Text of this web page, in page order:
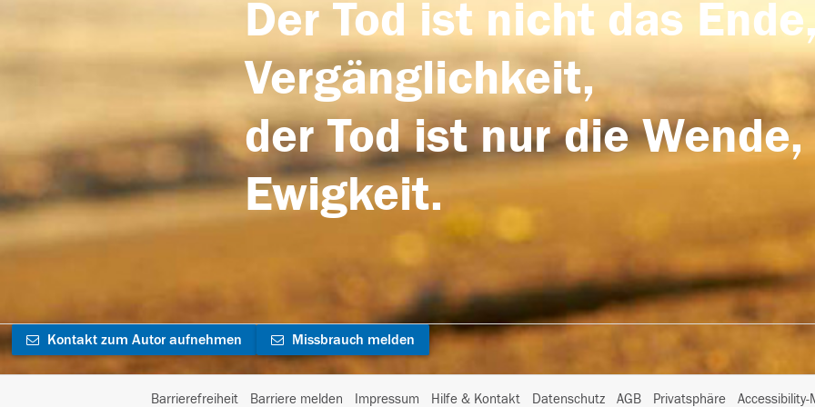
Der Tod ist nicht das
Vergänglichkeit,
der Tod ist nur die
Ewigkeit.
Kontakt zum Autor aufnehmen Missbrauch melden
Barrierefreiheit Barriere melden Impressum Hilfe & Kontakt Datenschutz AGB Privatsphäre I